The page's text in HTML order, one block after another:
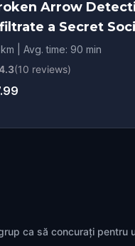
Arrow
a Secret
km | Avg. time: 90 min
(10 reviews)
ca să concurați pentru